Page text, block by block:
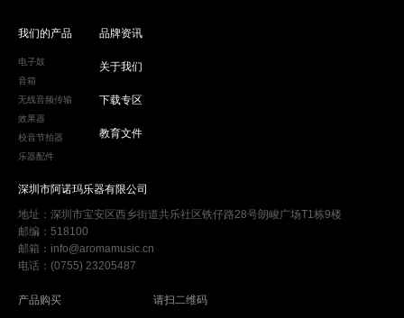
我们的产品
电子鼓
音箱
无线音频传输
效果器
校音节拍器
乐器配件
品牌资讯
关于我们
下载专区
教育文件
深圳市阿诺玛乐器有限公司
地址：深圳市宝安区西乡街道共乐社区铁仔路28号朗峻广场T1栋9楼
邮编：518100
邮箱：info@aromamusic.cn
电话：(0755) 23205487
产品购买 请扫二维码